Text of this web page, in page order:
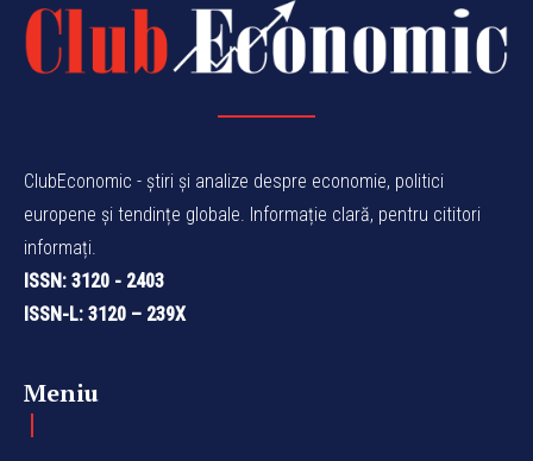
ClubEconomic - știri și analize despre economie, politici
europene și tendințe globale. Informație clară, pentru cititori
informați.
ISSN: 3120 - 2403
ISSN-L: 3120 – 239X
Meniu